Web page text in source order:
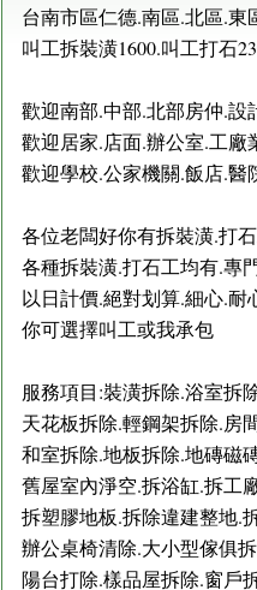
台南市區仁德.南區.北區.東
叫工拆裝潢1600.叫工打石
歡迎南部.中部.北部房仲.設
歡迎居家.店面.辦公室.工廠
歡迎學校.公家機關.飯店.醫
各位老闆好你有拆裝潢.打
各種拆裝潢.打石工均有.專
以日計價.絕對划算.細心.耐
你可選擇叫工或我承包
服務項目:裝潢拆除.浴室拆
天花板拆除.輕鋼架拆除.房
和室拆除.地板拆除.地磚磁
舊屋室內淨空.拆浴缸.拆工
拆塑膠地板.拆除違建整地.
辦公桌椅清除.大小型傢俱
陽台打除.樣品屋拆除.窗戶